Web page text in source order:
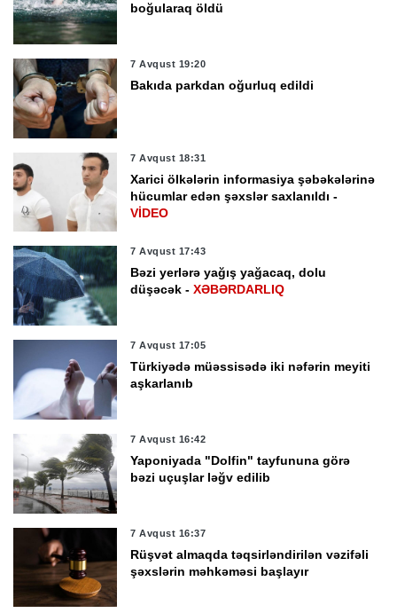
boğularaq öldü
7 Avqust 19:20
Bakıda parkdan oğurluq edildi
7 Avqust 18:31
Xarici ölkələrin informasiya şəbəkələrinə
hücumlar edən şəxslər saxlanıldı -
VİDEO
7 Avqust 17:43
Bəzi yerlərə yağış yağacaq, dolu
düşəcək -XƏBƏRDARLIQ
7 Avqust 17:05
Türkiyədə müəssisədə iki nəfərin meyiti
aşkarlanıb
7 Avqust 16:42
Yaponiyada "Dolfin" tayfununa görə
bəzi uçuşlar ləğv edilib
7 Avqust 16:37
Rüşvət almaqda təqsirləndirilən vəzifəli
şəxslərin məhkəməsi başlayır